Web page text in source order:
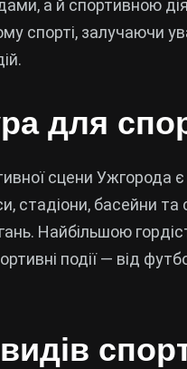
а й спортивною
спорті, залучаючи
для
сцени Ужгорода
стадіони, басейни та
Найбільшою
події — від